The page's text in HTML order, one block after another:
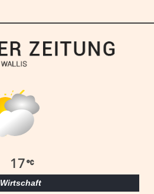
17
Wirtschaft